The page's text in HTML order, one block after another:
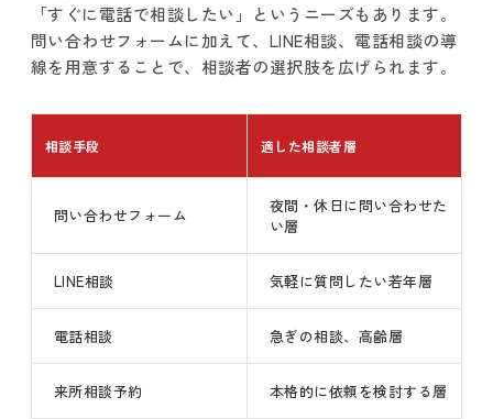
「すぐに電話で相談したい」というニーズもあります。
問い合わせフォームに加えて、LINE相談、電話相談の導
線を用意することで、相談者の選択肢を広げられます。
相談手段 適した相談者層
問い合わせフォーム
夜間・休日に問い合わせた
い層
LINE相談 気軽に質問したい若年層
電話相談 急ぎの相談、高齢層
来所相談予約 本格的に依頼を検討する層